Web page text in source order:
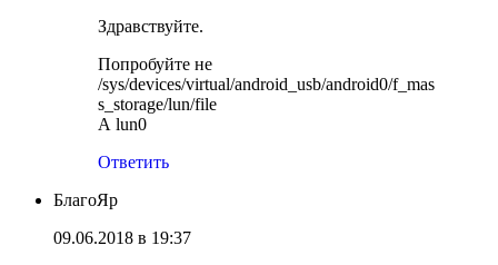
Здравствуйте.
Попробуйте не
/sys/devices/virtual/android_usb/android0/f_mas
s_storage/lun/file
А lun0
Ответить
БлагоЯр
09.06.2018 в 19:37